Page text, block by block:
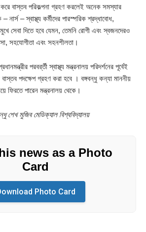
করে বাস্তব পরিকল্পনা গ্রহণ করলেই অনেক সমস্যার
নার্স – স্বাস্থ্য কর্মীদের পারস্পরিক শ্রদ্ধাবোধ,
সেবা দিতে হবে যেমন, তেমনি রোগী এবং স্বজনদেরও
সহযোগীতা এবং সহনশীলতা।
পরবর্র্তী স্বাস্থ্য মন্ত্রনালয় পরিদর্শনের পূর্বেই
বাস্তব পদক্ষেপ গ্রহণ করা হবে । বঙ্গবন্ধু কন্যা মাননীয়
ফিরতে পারেন মন্ত্রনালয় থেকে।
শেখ মুজিব মেডিক্যাল বিশ্ববিদ্যালয়
news as a Photo
Card
Photo Card